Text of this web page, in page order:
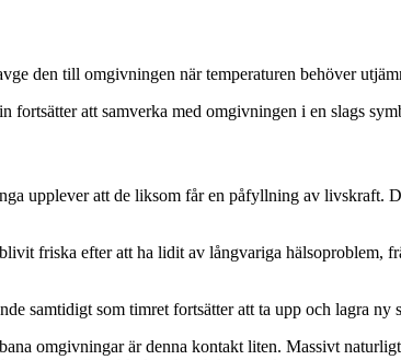
den till omgivningen när temperaturen behöver
fortsätter att samverka med omgivningen i en slags
upplever att de liksom får en påfyllning av livskraft.
friska efter att ha lidit av långvariga hälsoproblem,
samtidigt som timret fortsätter att ta upp och lagra ny
omgivningar är denna kontakt liten. Massivt